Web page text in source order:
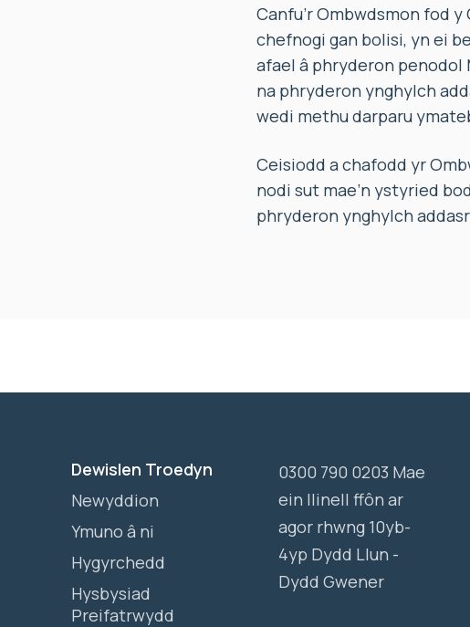
Canfu’r Ombwdsmon fod
chefnogi gan bolisi, yn ei
afael â phryderon penodol
na phryderon ynghylch
wedi methu darparu
Ceisiodd a chafodd yr
nodi sut mae’n ystyried
phryderon ynghylch
Dewislen Troedyn
Newyddion
Ymuno â ni
Hygyrchedd
Hysbysiad
Preifatrwydd
0300 790 0203 Mae
ein llinell ffôn ar
agor rhwng 10yb-
4yp Dydd Llun -
Dydd Gwener